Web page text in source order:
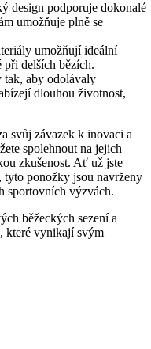
design podporuje dokonalé
umožňuje plně se
umožňují ideální
delších bězích.
tak, aby odolávaly
dlouhou životnost,
svůj závazek k inovaci a
spolehnout na jejich
zkušenost. Ať už jste
tyto ponožky jsou navrženy
sportovních výzvách.
běžeckých sezení a
které vynikají svým